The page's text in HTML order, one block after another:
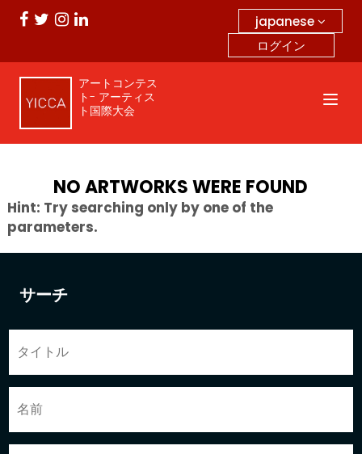
japanese
ログイン
アートコンテス
ト- アーティス
ト国際大会
サーチ
NO ARTWORKS WERE FOUND
Hint: Try searching only by one of the
parameters.